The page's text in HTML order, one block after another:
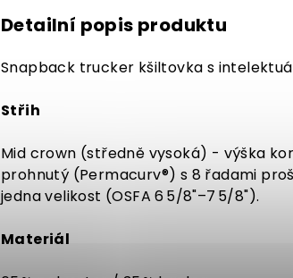
Detailní popis produktu
Snapback trucker kšiltovka s
Střih
Mid crown (středně vysoká) - výška
prohnutý (Permacurv®) s 8 řadami
jedna velikost (OSFA 6 5/8"–7 5/8").
Materiál